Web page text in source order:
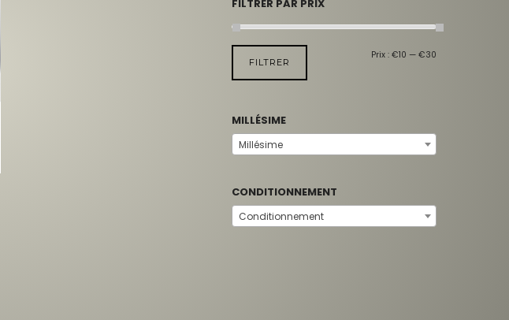
FILTRER PAR PRIX
FILTRER
Prix : €10 — €30
MILLÉSIME
Millésime
CONDITIONNEMENT
Conditionnement